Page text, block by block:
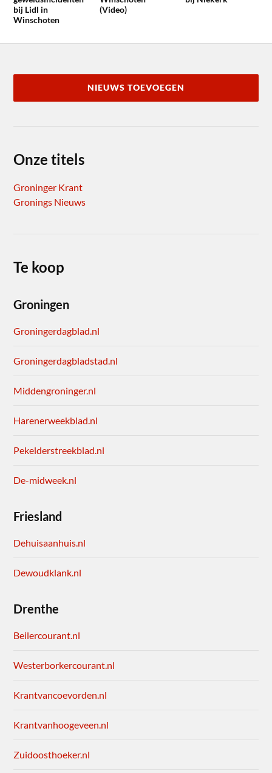
bij Lidl in
Winschoten
(Video)
NIEUWS TOEVOEGEN
Onze titels
Groninger Krant
Gronings Nieuws
Te koop
Groningen
Groningerdagblad.nl
Groningerdagbladstad.nl
Middengroninger.nl
Harenerweekblad.nl
Pekelderstreekblad.nl
De-midweek.nl
Friesland
Dehuisaanhuis.nl
Dewoudklank.nl
Drenthe
Beilercourant.nl
Westerborkercourant.nl
Krantvancoevorden.nl
Krantvanhoogeveen.nl
Zuidoosthoeker.nl